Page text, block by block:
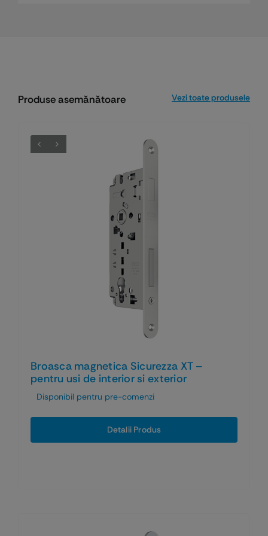
Produse asemănătoare Vezi toate produsele
Broasca magnetica Sicurezza XT –
pentru usi de interior si exterior
Disponibil pentru pre-comenzi
Detalii Produs